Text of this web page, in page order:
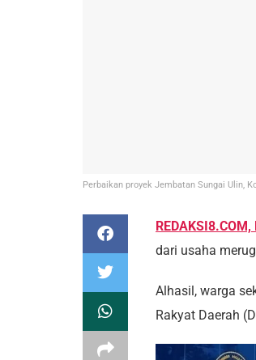
Perbaikan proyek Jembatan Sungai Ulin,
dari usaha
Alhasil, warga
Rakyat Daerah